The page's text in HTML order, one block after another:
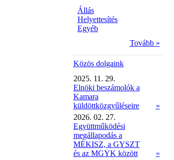
Állás
Helyettesítés
Egyéb
Tovább »
Közös dolgaink
2025. 11. 29.
Elnöki beszámolók a
Kamara
küldöttközgyűléseire
»
2026. 02. 27.
Együttműködési
megállapodás a
MÉKISZ, a GYSZT
és az MGYK között
»